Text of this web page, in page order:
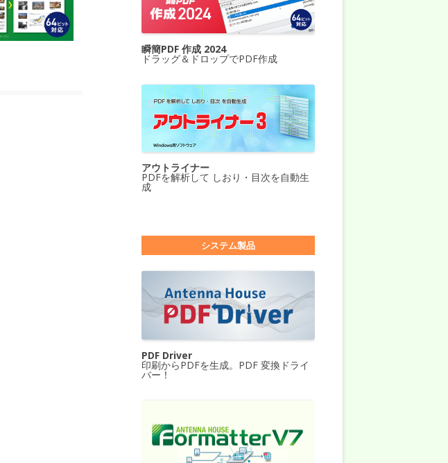
瞬簡PDF 作成 2024
ドラッグ＆ドロップでPDF作成
アウトライナー
PDFを解析して しおり・目次を自動生
成
システム製品
PDF Driver
印刷からPDFを生成。PDF 変換ドライ
バー！